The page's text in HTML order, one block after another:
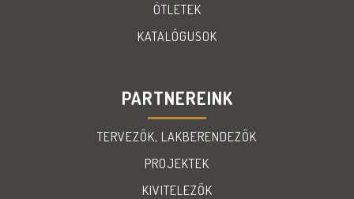
ÖTLETEK
KATALÓGUSOK
PARTNEREINK
TERVEZŐK, LAKBERENDEZŐK
PROJEKTEK
KIVITELEZŐK